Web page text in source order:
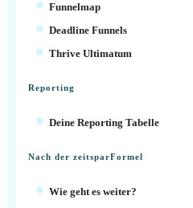
Funnelmap
Deadline Funnels
Thrive Ultimatum
Reporting
Deine Reporting Tabelle
Nach der zeitsparFormel
Wie geht es weiter?